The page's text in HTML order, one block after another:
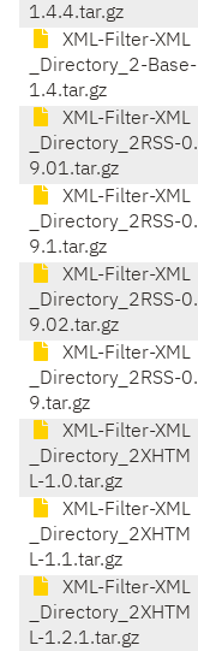
1.4.4.tar.gz
XML-Filter-XML
_Directory_2-Base-
1.4.tar.gz
XML-Filter-XML
_Directory_2RSS-0.
9.01.tar.gz
XML-Filter-XML
_Directory_2RSS-0.
9.1.tar.gz
XML-Filter-XML
_Directory_2RSS-0.
9.02.tar.gz
XML-Filter-XML
_Directory_2RSS-0.
9.tar.gz
XML-Filter-XML
_Directory_2XHTM
L-1.0.tar.gz
XML-Filter-XML
_Directory_2XHTM
L-1.1.tar.gz
XML-Filter-XML
_Directory_2XHTM
L-1.2.1.tar.gz